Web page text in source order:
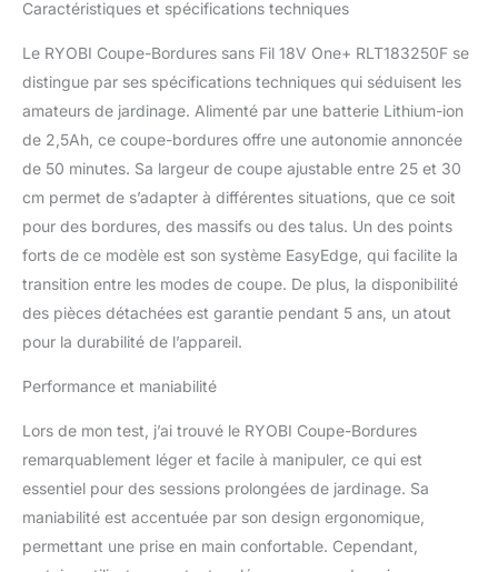
rapide, permettant de
recharger la batterie en
serez ainsi toujours prêt
à entretenir votre espace
extérieur sans perdre de
temps. Sa conception
ergonomique et légère
facilite la maniabilité et
réduit la fatigue lors des
sessions de jardinage.
Idéal pour les utilisateurs
recherchant confort et
efficacité dans leur
travail. Le système de
résultat impeccable pour
vos bordures et espaces
verts. Transformez votre
jardin en un véritable
havre de paix.
Compatible avec la
Caractéristiques et spécifications techniques
Le RYOBI Coupe-Bordures sans Fil 18V One+ RLT183250F se
distingue par ses spécifications techniques qui séduisent les
amateurs de jardinage. Alimenté par une batterie Lithium-ion
de 2,5Ah, ce coupe-bordures offre une autonomie annoncée
de 50 minutes. Sa largeur de coupe ajustable entre 25 et 30
cm permet de s’adapter à différentes situations, que ce soit
pour des bordures, des massifs ou des talus. Un des points
forts de ce modèle est son système EasyEdge, qui facilite la
transition entre les modes de coupe. De plus, la disponibilité
des pièces détachées est garantie pendant 5 ans, un atout
pour la durabilité de l’appareil.
Performance et maniabilité
Lors de mon test, j’ai trouvé le RYOBI Coupe-Bordures
remarquablement léger et facile à manipuler, ce qui est
essentiel pour des sessions prolongées de jardinage. Sa
maniabilité est accentuée par son design ergonomique,
permettant une prise en main confortable. Cependant,